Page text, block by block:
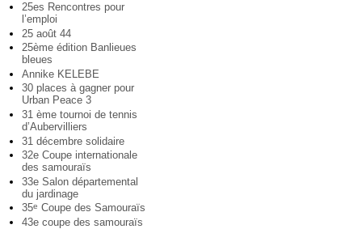
25es Rencontres pour
l’emploi
25 août 44
25ème édition Banlieues
bleues
Annike KELEBE
30 places à gagner pour
Urban Peace 3
31 ème tournoi de tennis
d’Aubervilliers
31 décembre solidaire
32e Coupe internationale
des samouraïs
33e Salon départemental
du jardinage
35e Coupe des Samouraïs
43e coupe des samouraïs